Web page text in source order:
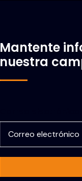
Mantente
nuestra